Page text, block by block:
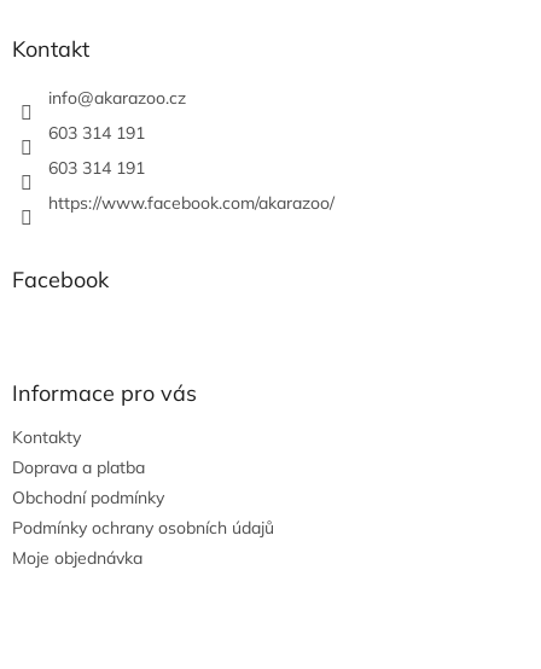
Kontakt
info@akarazoo.cz
603 314 191
603 314 191
https://www.facebook.com/akarazoo/
Facebook
Informace pro vás
Kontakty
Doprava a platba
Obchodní podmínky
Podmínky ochrany osobních údajů
Moje objednávka